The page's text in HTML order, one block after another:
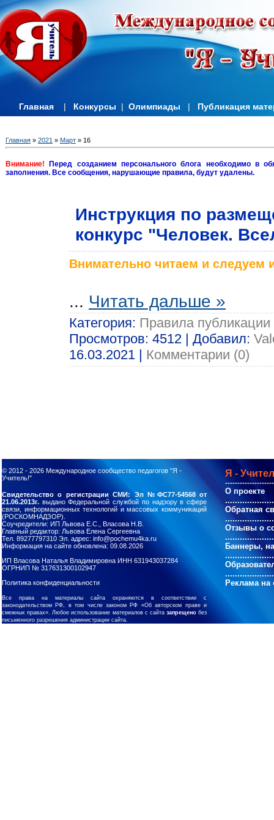
Главная | Конкурсы | Олимпиады | Публикация
Главная » 2021 » Март » 16
Внимание!Перед созданием персонального блога необходимо в
заполнения. Все сообщения, нарушающие правила, будут удалены.
Инструкция по
конкурс "Человек.
Внимательно читаем и следуем
... Читать дальше »
Категория: Правила
Просмотров: 4512 | Добавил:
16.03.2021 | Комментарии (0)
© 2012 - 2026 Международное сообщество педагогов "Я -
Учитель!"
Я -
О проекте
Обратная
Отзывы о
Баннеры,
Реклама на
Свидетельство о регистрации СМИ: Эл №ФС77-54568 от
21.06.2013г. выдано Федеральной службой по надзору в сфере
связи, информационных технологий и массовых коммуникаций
(РОСКОМНАДЗОР).
Соучредители: ИП Львова Е.С., Власова Н.В.
Главный редактор: Львова Елена Сергеевна
Тел. 89277797310 Эл. адрес: info@pochemu4ka.ru
Информация на сайте обновлена: 09.08.2026
ИП Власова Наталья Владимировна ИНН 631943037284
ОГРНИП № 317631300102947
Политика конфиденциальности
Все права на материалы сайта охраняются в соответствии с
законодательством РФ, в том числе законом РФ «Об авторском праве и
смежных правах». Любое использование материалов с сайта запрещенобез
письменного разрешения администрации сайта.